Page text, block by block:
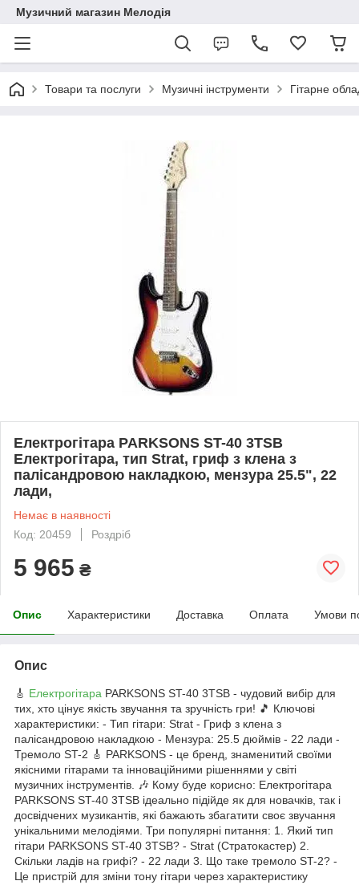
Музичний магазин Мелодія
Товари та послуги Музичні інструменти Гітарне
Електрогітара PARKSONS ST-40 3TSB
Електрогітара, тип Strat, гриф з клена з
палісандровою накладкою, мензура 25.5", 22
лади,
Немає в наявності
Код: 20459
Роздріб
5 965 ₴
Опис Характеристики Доставка Оплата Умови
Опис
🎸 Електрогітара PARKSONS ST-40 3TSB - чудовий вибір для
тих, хто цінує якість звучання та зручність гри! 🎵 Ключові
характеристики: - Тип гітари: Strat - Гриф з клена з
палісандровою накладкою - Мензура: 25.5 дюймів - 22 лади -
Тремоло ST-2 🎸 PARKSONS - це бренд, знаменитий своїми
якісними гітарами та інноваційними рішеннями у світі
музичних інструментів. 🎶 Кому буде корисно: Електрогітара
PARKSONS ST-40 3TSB ідеально підійде як для новачків, так і
досвідчених музикантів, які бажають збагатити своє звучання
унікальними мелодіями. Три популярні питання: 1. Який тип
гітари PARKSONS ST-40 3TSB? - Strat (Стратокастер) 2.
Скільки ладів на грифі? - 22 лади 3. Що таке тремоло ST-2? -
Це пристрій для зміни тону гітари через характеристику